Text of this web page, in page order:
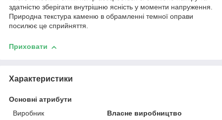
здатністю зберігати внутрішню ясність у моменти напруження.
Природна текстура каменю в обрамленні темної оправи
посилює це сприйняття.
Приховати
Характеристики
Основні атрибути
Виробник
Власне виробництво